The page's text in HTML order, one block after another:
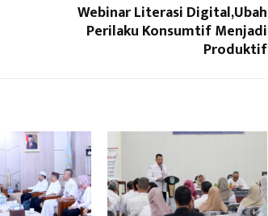
Webinar Literasi Digital,Ubah
Perilaku Konsumtif Menjadi
Produktif